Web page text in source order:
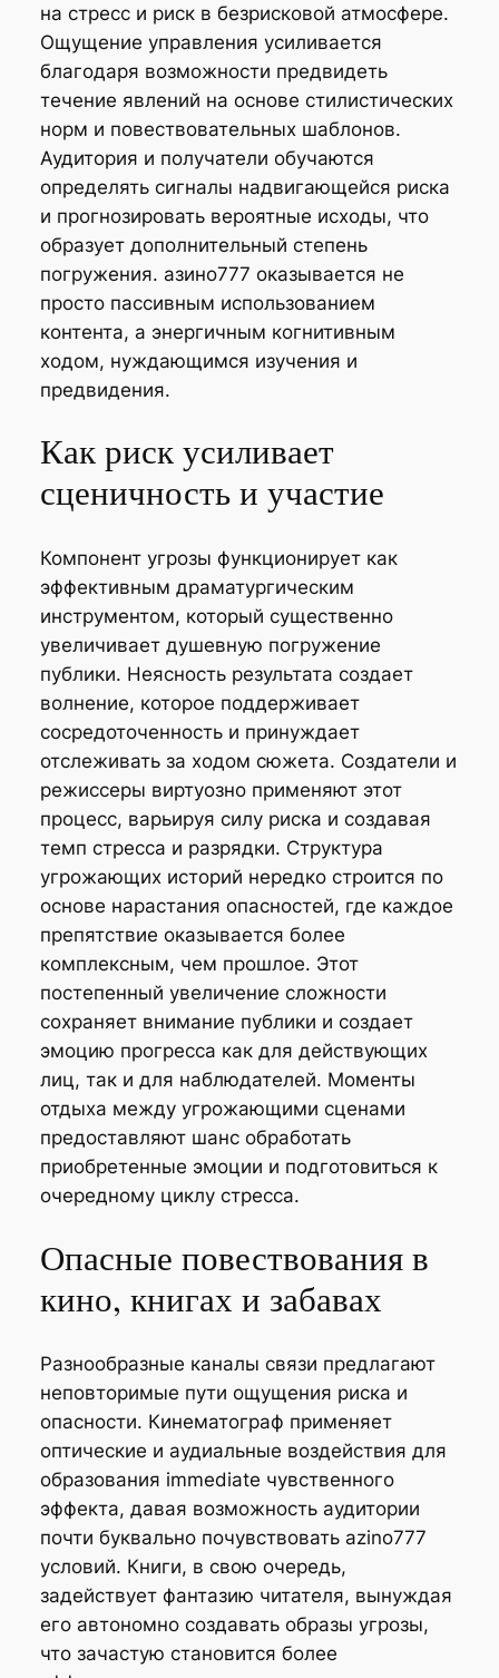
на стресс и риск в безрисковой атмосфере.
Ощущение управления усиливается
благодаря возможности предвидеть
течение явлений на основе стилистических
норм и повествовательных шаблонов.
Аудитория и получатели обучаются
определять сигналы надвигающейся риска
и прогнозировать вероятные исходы, что
образует дополнительный степень
погружения. азино777 оказывается не
просто пассивным использованием
контента, а энергичным когнитивным
ходом, нуждающимся изучения и
предвидения.
Как риск усиливает
сценичность и участие
Компонент угрозы функционирует как
эффективным драматургическим
инструментом, который существенно
увеличивает душевную погружение
публики. Неясность результата создает
волнение, которое поддерживает
сосредоточенность и принуждает
отслеживать за ходом сюжета. Создатели и
режиссеры виртуозно применяют этот
процесс, варьируя силу риска и создавая
темп стресса и разрядки. Структура
угрожающих историй нередко строится по
основе нарастания опасностей, где каждое
препятствие оказывается более
комплексным, чем прошлое. Этот
постепенный увеличение сложности
сохраняет внимание публики и создает
эмоцию прогресса как для действующих
лиц, так и для наблюдателей. Моменты
отдыха между угрожающими сценами
предоставляют шанс обработать
приобретенные эмоции и подготовиться к
очередному циклу стресса.
Опасные повествования в
кино, книгах и забавах
Разнообразные каналы связи предлагают
неповторимые пути ощущения риска и
опасности. Кинематограф применяет
оптические и аудиальные воздействия для
образования immediate чувственного
эффекта, давая возможность аудитории
почти буквально почувствовать azino777
условий. Книги, в свою очередь,
задействует фантазию читателя, вынуждая
его автономно создавать образы угрозы,
что зачастую становится более